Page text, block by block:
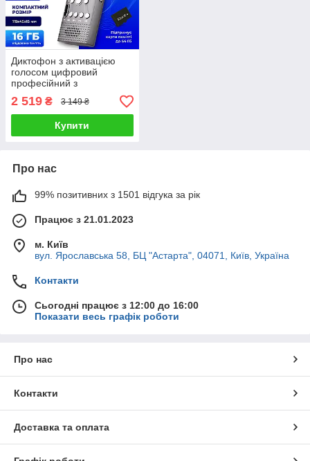
Диктофон з активацією
голосом цифровий
професійний з
шумозаглушенням захист
паролем 16 гб
2 519 ₴ 3 149 ₴
Купити
Про нас
99% позитивних з 1501 відгука за рік
Працює з 21.01.2023
м. Київ
вул. Ярославська 58, БЦ "Астарта", 04071, Київ, Україна
Контакти
Сьогодні працює з 12:00 до 16:00
Показати весь графік роботи
Про нас
Контакти
Доставка та оплата